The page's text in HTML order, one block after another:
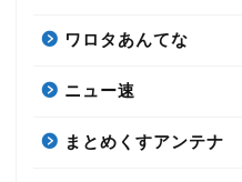
ワロタあんてな
ニュー速
まとめくすアンテナ